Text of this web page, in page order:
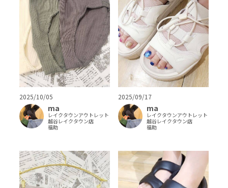
2025/10/05
ma
レイクタウンアウトレット
越谷レイクタウン店
福助
2025/09/17
ma
レイクタウンアウトレット
越谷レイクタウン店
福助